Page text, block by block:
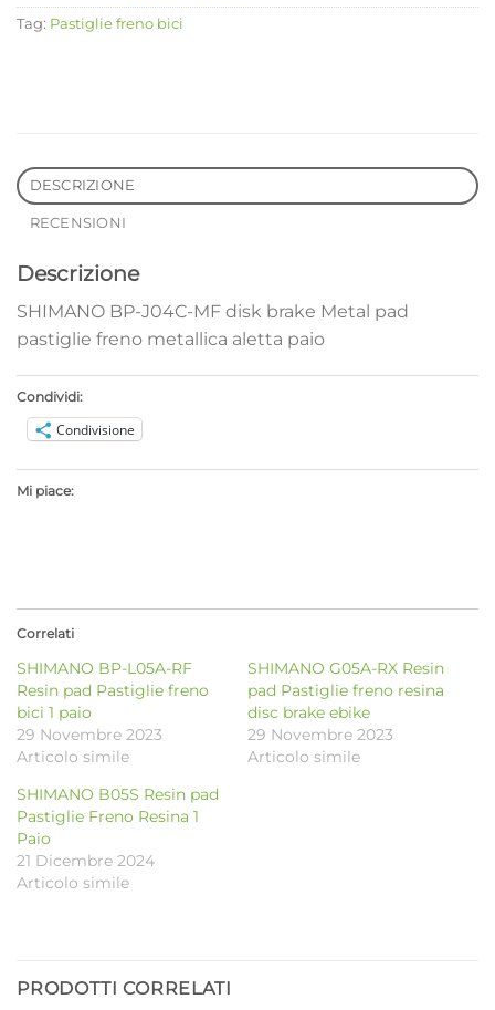
Tag: Pastiglie freno bici
DESCRIZIONE
RECENSIONI
Descrizione
SHIMANO BP-J04C-MF disk brake Metal pad
pastiglie freno metallica aletta paio
Condividi:
Condivisione
Mi piace:
Correlati
SHIMANO BP-L05A-RF
Resin pad Pastiglie freno
bici 1 paio
29 Novembre 2023
Articolo simile
SHIMANO G05A-RX Resin
pad Pastiglie freno resina
disc brake ebike
29 Novembre 2023
Articolo simile
SHIMANO B05S Resin pad
Pastiglie Freno Resina 1
Paio
21 Dicembre 2024
Articolo simile
PRODOTTI CORRELATI